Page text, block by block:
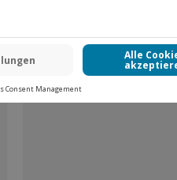
-15% CLUB DEAL